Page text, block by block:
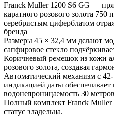
Franck Muller 1200 S6 GG —
каратного розового золота
серебристым циферблатом
бренда.
Размеры 45 × 32,4 мм делают
сапфировое стекло
Коричневый ремешок из кожи
розового золота, создавая
Автоматический механизм с
индикацией даты обеспечивает
водонепроницаемость 30
Полный комплект Franck Muller
статус владельца.